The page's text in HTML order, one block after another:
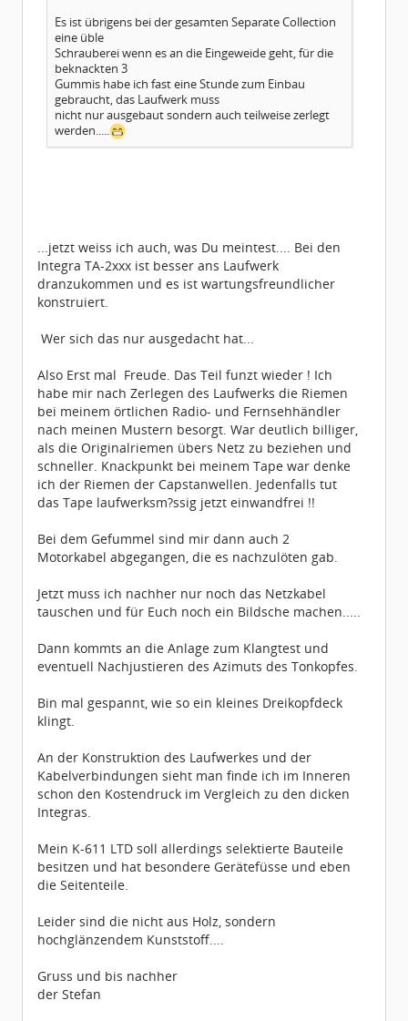
Es ist übrigens bei der gesamten Separate Collection
eine üble
Schrauberei wenn es an die Eingeweide geht, für die
beknackten 3
Gummis habe ich fast eine Stunde zum Einbau
gebraucht, das Laufwerk muss
nicht nur ausgebaut sondern auch teilweise zerlegt
werden.....
...jetzt weiss ich auch, was Du meintest.... Bei den
Integra TA-2xxx ist besser ans Laufwerk
dranzukommen und es ist wartungsfreundlicher
konstruiert.
Wer sich das nur ausgedacht hat...
Also Erst mal Freude. Das Teil funzt wieder ! Ich
habe mir nach Zerlegen des Laufwerks die Riemen
bei meinem örtlichen Radio- und Fernsehhändler
nach meinen Mustern besorgt. War deutlich billiger,
als die Originalriemen übers Netz zu beziehen und
schneller. Knackpunkt bei meinem Tape war denke
ich der Riemen der Capstanwellen. Jedenfalls tut
das Tape laufwerksm?ssig jetzt einwandfrei !!
Bei dem Gefummel sind mir dann auch 2
Motorkabel abgegangen, die es nachzulöten gab.
Jetzt muss ich nachher nur noch das Netzkabel
tauschen und für Euch noch ein Bildsche machen.....
Dann kommts an die Anlage zum Klangtest und
eventuell Nachjustieren des Azimuts des Tonkopfes.
Bin mal gespannt, wie so ein kleines Dreikopfdeck
klingt.
An der Konstruktion des Laufwerkes und der
Kabelverbindungen sieht man finde ich im Inneren
schon den Kostendruck im Vergleich zu den dicken
Integras.
Mein K-611 LTD soll allerdings selektierte Bauteile
besitzen und hat besondere Gerätefüsse und eben
die Seitenteile.
Leider sind die nicht aus Holz, sondern
hochglänzendem Kunststoff....
Gruss und bis nachher
der Stefan